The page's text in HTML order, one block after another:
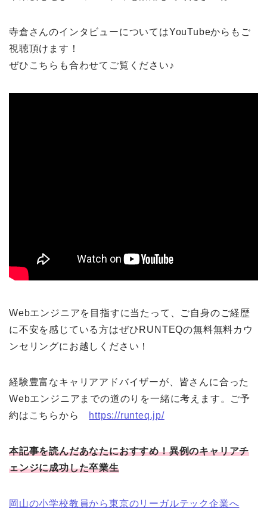
寺倉さんのインタビューについてはYouTubeからもご
視聴頂けます！
ぜひこちらも合わせてご覧ください♪
Webエンジニアを目指すに当たって、ご自身のご経歴
に不安を感じている方はぜひRUNTEQの無料無料カウ
ンセリングにお越しください！
経験豊富なキャリアアドバイザーが、皆さんに合った
Webエンジニアまでの道のりを一緒に考えます。ご予
約はこちらから https://runteq.jp/
本記事を読んだあなたにおすすめ！異例のキャリアチ
ェンジに成功した卒業生
岡山の小学校教員から東京のリーガルテック企業へ